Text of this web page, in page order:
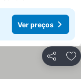
Ver preços
Partilhar